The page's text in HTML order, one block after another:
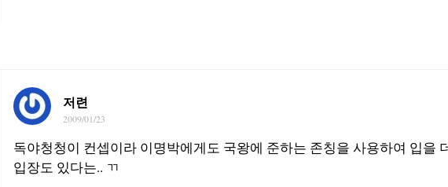
저련
2009/01/23
독야청청이 컨셉이라 이명박에게도 국왕에 준하는 존칭을 사용하여 입을
입장도 있다는.. ㄲ